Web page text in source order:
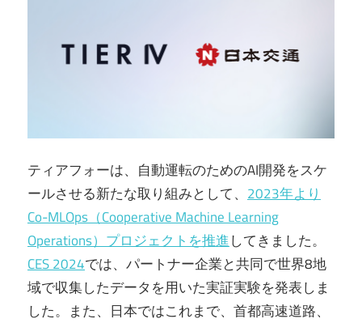
ティアフォーは、自動運転のためのAI開発をスケ
ールさせる新たな取り組みとして、 2023年より
Co-MLOps（Cooperative Machine Learning
Operations）プロジェクトを推進してきました。
CES 2024では、パートナー企業と共同で世界8地
域で収集したデータを用いた実証実験を発表しま
した。また、日本ではこれまで、首都高速道路、